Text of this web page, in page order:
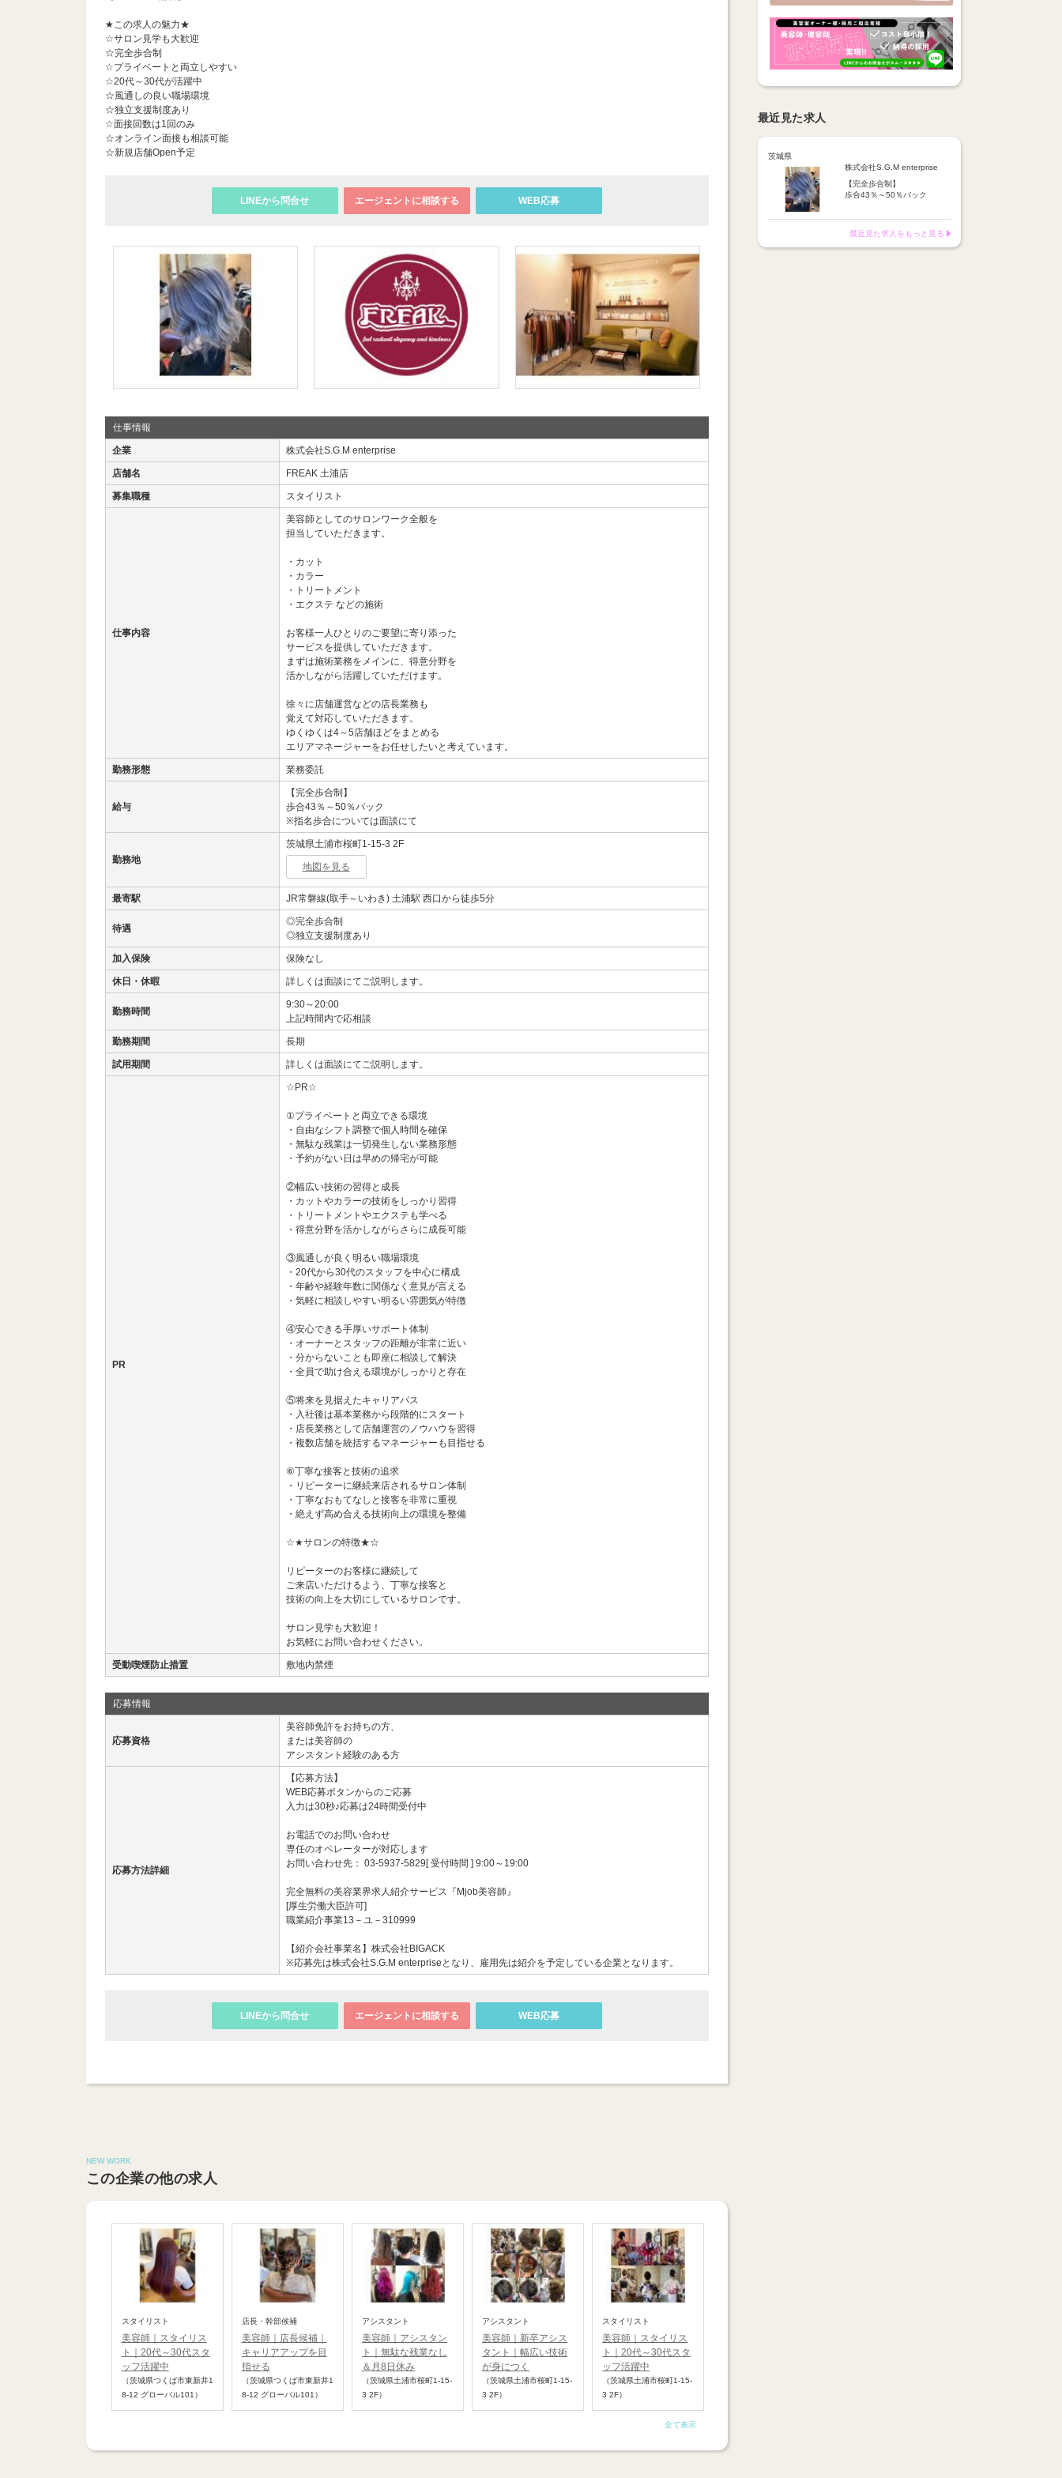
★この求人の魅力★
☆サロン見学も大歓迎
☆完全歩合制
☆プライベートと両立しやすい
☆20代～30代が活躍中
☆風通しの良い職場環境
☆独立支援制度あり
☆面接回数は1回のみ
☆オンライン面接も相談可能
☆新規店舗Open予定
LINEから問合せ エージェントに相談する WEB応募
仕事情報
企業 株式会社S.G.M enterprise
店舗名 FREAK 土浦店
募集職種 スタイリスト
仕事内容
美容師としてのサロンワーク全般を
担当していただきます。
・カット
・カラー
・トリートメント
・エクステ などの施術
お客様一人ひとりのご要望に寄り添った
サービスを提供していただきます。
まずは施術業務をメインに、得意分野を
活かしながら活躍していただけます。
徐々に店舗運営などの店長業務も
覚えて対応していただきます。
ゆくゆくは4～5店舗ほどをまとめる
エリアマネージャーをお任せしたいと考えています。
勤務形態 業務委託
給与
【完全歩合制】
歩合43％～50％バック
※指名歩合については面談にて
勤務地
茨城県土浦市桜町1-15-3 2F
地図を見る
最寄駅 JR常磐線(取手～いわき) 土浦駅 西口から徒歩5分
待遇
◎完全歩合制
◎独立支援制度あり
加入保険 保険なし
休日・休暇 詳しくは面談にてご説明します。
勤務時間
9:30～20:00
上記時間内で応相談
勤務期間 長期
試用期間 詳しくは面談にてご説明します。
PR
☆PR☆
①プライベートと両立できる環境
・自由なシフト調整で個人時間を確保
・無駄な残業は一切発生しない業務形態
・予約がない日は早めの帰宅が可能
②幅広い技術の習得と成長
・カットやカラーの技術をしっかり習得
・トリートメントやエクステも学べる
・得意分野を活かしながらさらに成長可能
③風通しが良く明るい職場環境
・20代から30代のスタッフを中心に構成
・年齢や経験年数に関係なく意見が言える
・気軽に相談しやすい明るい雰囲気が特徴
④安心できる手厚いサポート体制
・オーナーとスタッフの距離が非常に近い
・分からないことも即座に相談して解決
・全員で助け合える環境がしっかりと存在
⑤将来を見据えたキャリアパス
・入社後は基本業務から段階的にスタート
・店長業務として店舗運営のノウハウを習得
・複数店舗を統括するマネージャーも目指せる
⑥丁寧な接客と技術の追求
・リピーターに継続来店されるサロン体制
・丁寧なおもてなしと接客を非常に重視
・絶えず高め合える技術向上の環境を整備
☆★サロンの特徴★☆
リピーターのお客様に継続して
ご来店いただけるよう、丁寧な接客と
技術の向上を大切にしているサロンです。
サロン見学も大歓迎！
お気軽にお問い合わせください。
受動喫煙防止措置 敷地内禁煙
応募情報
応募資格
美容師免許をお持ちの方、
または美容師の
アシスタント経験のある方
応募方法詳細
【応募方法】
WEB応募ボタンからのご応募
入力は30秒♪応募は24時間受付中
お電話でのお問い合わせ
専任のオペレーターが対応します
お問い合わせ先： 03-5937-5829[ 受付時間 ] 9:00～19:00
完全無料の美容業界求人紹介サービス『Mjob美容師』
[厚生労働大臣許可]
職業紹介事業13－ユ－310999
【紹介会社事業名】株式会社BIGACK
※応募先は株式会社S.G.M enterpriseとなり、雇用先は紹介を予定している企業となります。
LINEから問合せ エージェントに相談する WEB応募
NEW WORK
この企業の他の求人
スタイリスト
美容師｜スタイリス
ト｜20代～30代スタ
ッフ活躍中
（茨城県つくば市東新井1
8-12 グローバル101）
店長・幹部候補
美容師｜店長候補｜
キャリアアップを目
指せる
（茨城県つくば市東新井1
8-12 グローバル101）
アシスタント
美容師｜アシスタン
ト｜無駄な残業なし
＆月8日休み
（茨城県土浦市桜町1-15-
3 2F）
アシスタント
美容師｜新卒アシス
タント｜幅広い技術
が身につく
（茨城県土浦市桜町1-15-
3 2F）
スタイリスト
美容師｜スタイリス
ト｜20代～30代スタ
ッフ活躍中
（茨城県土浦市桜町1-15-
3 2F）
全て表示
最近見た求人
茨城県
株式会社S.G.M enterprise
【完全歩合制】
歩合43％～50％バック
最近見た求人をもっと見る